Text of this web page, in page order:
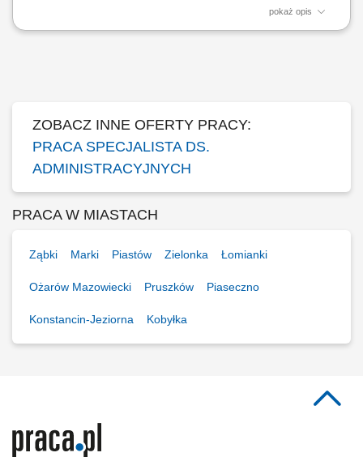
pokaż opis
Twój dzień pracy będzie składał się z: obsługi systemu informatycznego
ZOBACZ INNE OFERTY PRACY:
PRACA SPECJALISTA DS.
ADMINISTRACYJNYCH
PRACA W MIASTACH
Ząbki Marki Piastów Zielonka Łomianki
Ożarów Mazowiecki Pruszków Piaseczno
Konstancin-Jeziorna Kobyłka